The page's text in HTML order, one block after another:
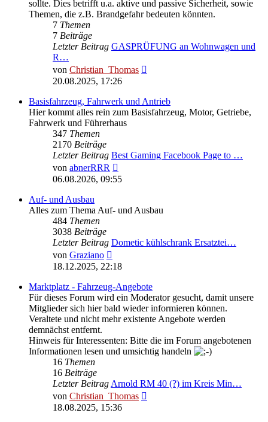
sollte. Dies betrifft u.a. aktive und passive Sicherheit, sowie
Themen, die z.B. Brandgefahr bedeuten könnten.
7 Themen
7 Beiträge
Letzter Beitrag GASPRÜFUNG an Wohnwagen und
R…
von Christian_Thomas
20.08.2025, 17:26
Basisfahrzeug, Fahrwerk und Antrieb
Hier kommt alles rein zum Basisfahrzeug, Motor, Getriebe,
Fahrwerk und Führerhaus
347 Themen
2170 Beiträge
Letzter Beitrag Best Gaming Facebook Page to …
von abnerRRR
Beitrag
06.08.2026, 09:55
Auf- und Ausbau
Alles zum Thema Auf- und Ausbau
484 Themen
3038 Beiträge
Letzter Beitrag Dometic kühlschrank Ersatztei…
von Graziano
Beitrag
18.12.2025, 22:18
Marktplatz - Fahrzeug-Angebote
Für dieses Forum wird ein Moderator gesucht, damit unsere
Mitglieder sich hier bald wieder informieren können.
Veraltete und nicht mehr existente Angebote werden
demnächst entfernt.
Hinweis für Interessenten: Bitte die im Forum angebotenen
Informationen lesen und umsichtig handeln
16 Themen
16 Beiträge
Letzter Beitrag Arnold RM 40 (?) im Kreis Min…
von Christian_Thomas
18.08.2025, 15:36